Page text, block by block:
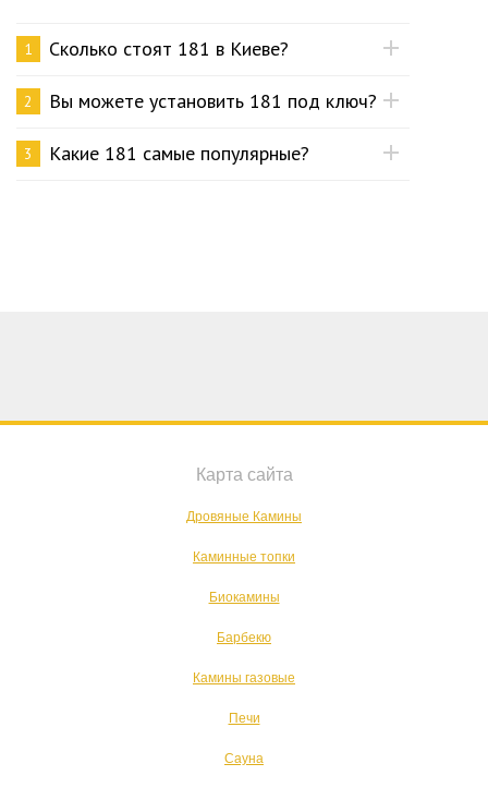
1 Сколько стоят 181 в Киеве?
2 Вы можете установить 181 под ключ?
3 Какие 181 самые популярные?
Карта сайта
Дровяные Камины
Каминные топки
Биокамины
Барбекю
Камины газовые
Печи
Сауна